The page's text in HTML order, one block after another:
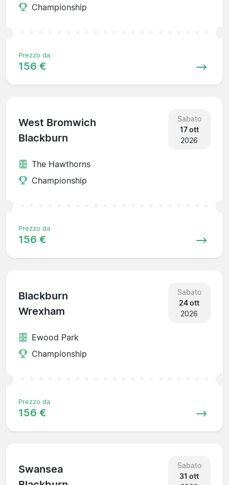
Championship
Prezzo da
156 €
West Bromwich
Blackburn
Sabato
17 ott
2026
The Hawthorns
Championship
Prezzo da
156 €
Blackburn
Wrexham
Sabato
24 ott
2026
Ewood Park
Championship
Prezzo da
156 €
Swansea
Sabato
31 ott